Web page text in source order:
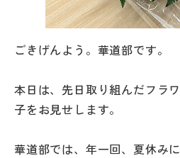
学校HP最新情報
NettyLandかわら版
その他
ごきげんよう。華道部です。
本日は、先日取り組んだフラ
子をお見せします。
華道部では、年一回、夏休み